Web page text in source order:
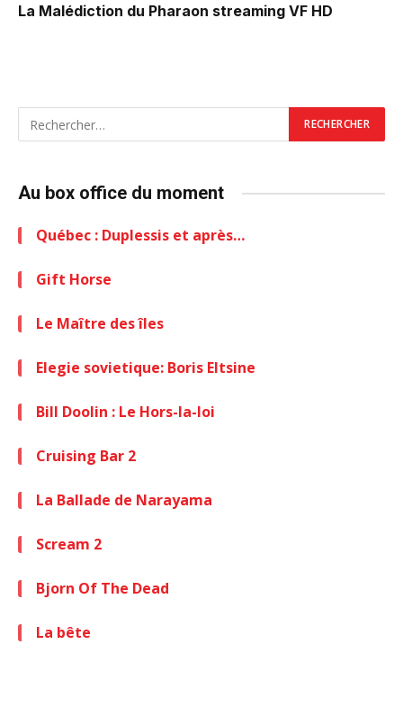
La Malédiction du Pharaon streaming VF HD
Au box office du moment
Québec : Duplessis et après…
Gift Horse
Le Maître des îles
Elegie sovietique: Boris Eltsine
Bill Doolin : Le Hors-la-loi
Cruising Bar 2
La Ballade de Narayama
Scream 2
Bjorn Of The Dead
La bête